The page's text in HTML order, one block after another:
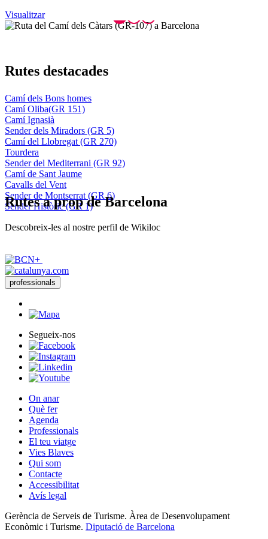
Visualitzar
Rutes destacades
Camí dels Bons homes
Camí Oliba(GR 151)
Camí Ignasià
Sender dels Miradors (GR 5)
Camí del Llobregat (GR 270)
Tourdera
Sender del Mediterrani (GR 92)
Camí de Sant Jaume
Cavalls del Vent
Sender de Montserrat (GR 6)
Sender Històric (GR 1)
Rutesa prop de Barcelona
Descobreix-les al nostre perfil de Wikiloc
professionals
Segueix-nos
On anar
Què fer
Agenda
Professionals
El teu viatge
Vies Blaves
Qui som
Contacte
Accessibilitat
Avís legal
Gerència de Serveis de Turisme. Àrea de Desenvolupament
Econòmic i Turisme. Diputació de Barcelona